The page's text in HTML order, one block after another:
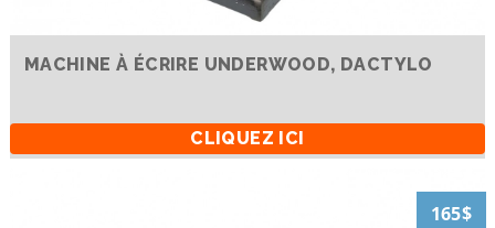
MACHINE À ÉCRIRE UNDERWOOD, DACTYLO
CLIQUEZ ICI
165$